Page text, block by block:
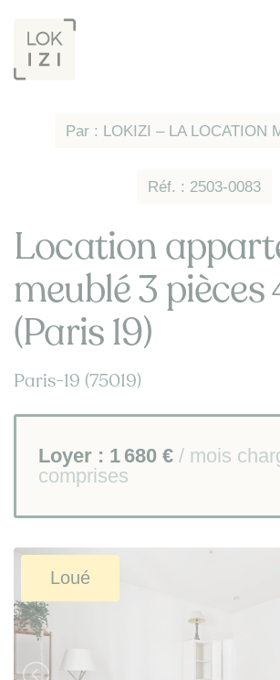
Réf. : 2503-0083
Par : LOKIZI – LA LOCATION
Location
meublé 3 pièces
(Paris 19)
Paris-19 (75019)
Loyer : 1 680 € / mois
comprises
Loué